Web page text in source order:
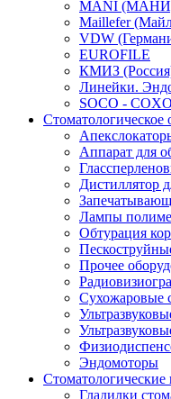
MANI
Maillefer
VDW
EUROFILE
КМИЗ
Линейки.
SOCO -
Стоматологическое
Аппарат для
Дистиллятор
Лампы
Обтурация
Прочее
Сухожаровые
Эндомоторы
Гладилки